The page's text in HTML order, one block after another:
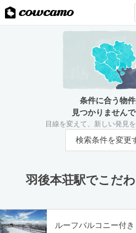
条件に合う物
見つかりません
目線を変えて、新しい発見
検索条件を変更
羽後本荘駅でこだ
ルーフバルコニー付き